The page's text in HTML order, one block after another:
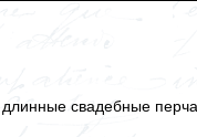
длинные свадебные